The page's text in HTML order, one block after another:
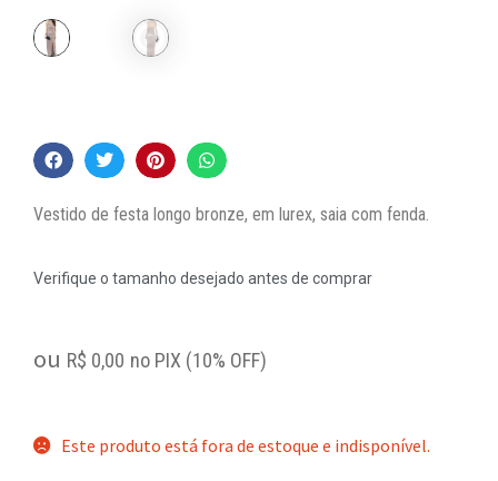
Vestido de festa longo bronze, em lurex, saia com fenda.
Verifique o tamanho desejado antes de comprar
ou R$ 0,00 no PIX (10% OFF)
Este produto está fora de estoque e indisponível.